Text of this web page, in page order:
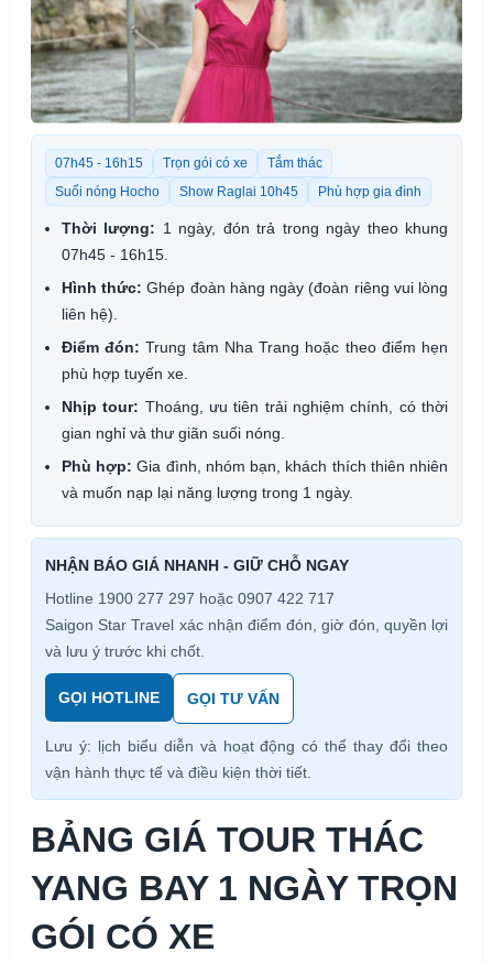
07h45 - 16h15 Trọn gói có xe
Tắm thác
Suối nóng Hocho
Show Raglai 10h45 Phù hợp gia đình
Thời lượng: 1 ngày, đón trả trong ngày theo khung
07h45 - 16h15.
Hình thức: Ghép đoàn hàng ngày (đoàn riêng vui lòng
liên hệ).
Điểm đón: Trung tâm Nha Trang hoặc theo điểm hẹn
phù hợp tuyến xe.
Nhịp tour: Thoáng, ưu tiên trải nghiệm chính, có thời
gian nghỉ và thư giãn suối nóng.
Phù hợp: Gia đình, nhóm bạn, khách thích thiên nhiên
và muốn nạp lại năng lượng trong 1 ngày.
NHẬN BÁO GIÁ NHANH - GIỮ CHỖ NGAY
Hotline 1900 277 297 hoặc 0907 422 717
Saigon Star Travel xác nhận điểm đón, giờ đón, quyền lợi
và lưu ý trước khi chốt.
GỌI HOTLINE GỌI TƯ VẤN
Lưu ý: lịch biểu diễn và hoạt động có thể thay đổi theo
vận hành thực tế và điều kiện thời tiết.
BẢNG GIÁ TOUR THÁC
YANG BAY 1 NGÀY TRỌN
GÓI CÓ XE